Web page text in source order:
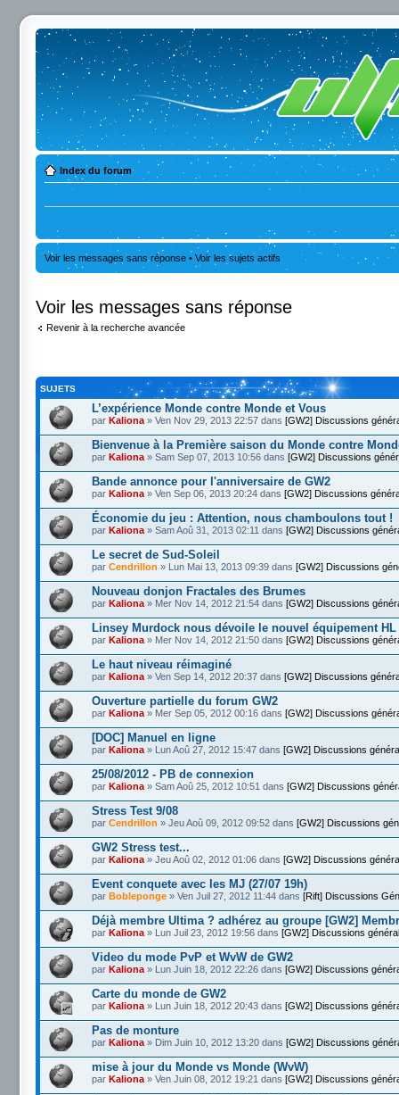
Index du forum
Voir les messages sans réponse • Voir les sujets actifs
Voir les messages sans réponse
Revenir à la recherche avancée
SUJETS
L’expérience Monde contre Monde et Vous
par Kaliona » Ven Nov 29, 2013 22:57 dans [GW2] Discussions
Bienvenue à la Première saison du Monde contre
par Kaliona » Sam Sep 07, 2013 10:56 dans [GW2] Discussions
Bande annonce pour l'anniversaire de GW2
par Kaliona » Ven Sep 06, 2013 20:24 dans [GW2] Discussions
Économie du jeu : Attention, nous chamboulons tout !
par Kaliona » Sam Aoû 31, 2013 02:11 dans [GW2] Discussions
Le secret de Sud-Soleil
par Cendrillon » Lun Mai 13, 2013 09:39 dans [GW2] Discussions
Nouveau donjon Fractales des Brumes
par Kaliona » Mer Nov 14, 2012 21:54 dans [GW2] Discussions
Linsey Murdock nous dévoile le nouvel équipement HL
par Kaliona » Mer Nov 14, 2012 21:50 dans [GW2] Discussions
Le haut niveau réimaginé
par Kaliona » Ven Sep 14, 2012 20:37 dans [GW2] Discussions
Ouverture partielle du forum GW2
par Kaliona » Mer Sep 05, 2012 00:16 dans [GW2] Discussions
[DOC] Manuel en ligne
par Kaliona » Lun Aoû 27, 2012 15:47 dans [GW2] Discussions
25/08/2012 - PB de connexion
par Kaliona » Sam Aoû 25, 2012 10:51 dans [GW2] Discussions
Stress Test 9/08
par Cendrillon » Jeu Aoû 09, 2012 09:52 dans [GW2] Discussions
GW2 Stress test...
par Kaliona » Jeu Aoû 02, 2012 01:06 dans [GW2] Discussions
Event conquete avec les MJ (27/07 19h)
par Bobleponge » Ven Juil 27, 2012 11:44 dans [Rift] Discussions
Déjà membre Ultima ? adhérez au groupe [GW2]
par Kaliona » Lun Juil 23, 2012 19:56 dans [GW2] Discussions
Video du mode PvP et WvW de GW2
par Kaliona » Lun Juin 18, 2012 22:26 dans [GW2] Discussions
Carte du monde de GW2
par Kaliona » Lun Juin 18, 2012 20:43 dans [GW2] Discussions
Pas de monture
par Kaliona » Dim Juin 10, 2012 13:20 dans [GW2] Discussions
mise à jour du Monde vs Monde (WvW)
par Kaliona » Ven Juin 08, 2012 19:21 dans [GW2] Discussions